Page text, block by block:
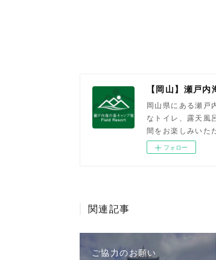
【岡山】瀬戸
岡山県にある瀬戸
なトイレ、露天風
間をお楽しみいた
フォロー
関連記事
ご協力のお願い